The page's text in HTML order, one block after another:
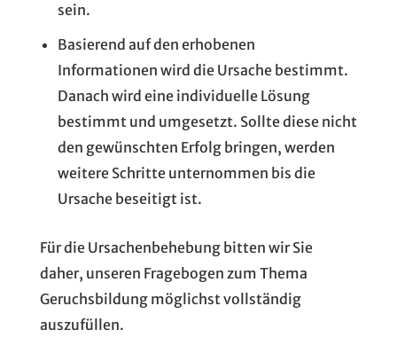
sein.
Basierend auf den erhobenen
Informationen wird die Ursache bestimmt.
Danach wird eine individuelle Lösung
bestimmt und umgesetzt. Sollte diese nicht
den gewünschten Erfolg bringen, werden
weitere Schritte unternommen bis die
Ursache beseitigt ist.
Für die Ursachenbehebung bitten wir Sie
daher, unseren Fragebogen zum Thema
Geruchsbildung möglichst vollständig
auszufüllen.